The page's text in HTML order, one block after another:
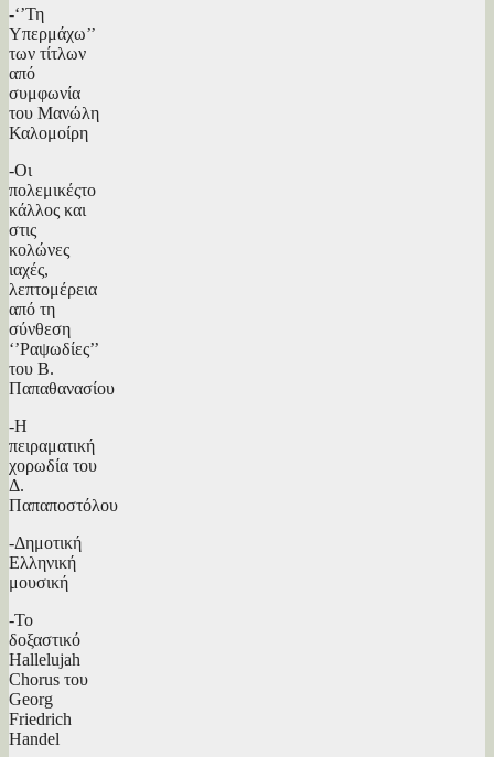
-‘’Τη
Υπερμάχω’’
των τίτλων
από
συμφωνία
του Μανώλη
Καλομοίρη
-Οι
πολεμικέςτο
κάλλος και
στις
κολώνες
ιαχές,
λεπτομέρεια
από τη
σύνθεση
‘’Ραψωδίες’’
του Β.
Παπαθανασίου
-Η
πειραματική
χορωδία του
Δ.
Παπαποστόλου
-Δημοτική
Ελληνική
μουσική
-Το
δοξαστικό
Hallelujah
Chorus του
Georg
Friedrich
Handel